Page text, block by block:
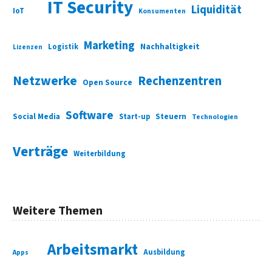
IoT IT Security Konsumenten Liquidität
Lizenzen Logistik Marketing Nachhaltigkeit
Netzwerke Open Source Rechenzentren
Social Media Software Start-up Steuern Technologien
Verträge Weiterbildung
Weitere Themen
Apps Arbeitsmarkt Ausbildung